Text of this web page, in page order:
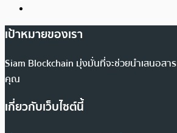
เป้าหมายของเรา
Siam Blockchain มุ่งมั่นที่จะช่วยนำเสนอสา
คุณ
เกี่ยวกับเว็บไซต์นี้